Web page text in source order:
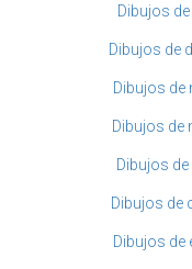
Dibujos
Dibujos de
Dibujos
Dibujos de
Dibujos
Dibujos de
Dibujos de